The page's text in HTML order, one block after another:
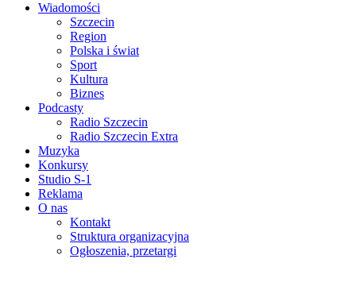
Wiadomości
Szczecin
Region
Polska i świat
Sport
Kultura
Biznes
Podcasty
Radio Szczecin
Radio Szczecin Extra
Muzyka
Konkursy
Studio S-1
Reklama
O nas
Kontakt
Struktura organizacyjna
Ogłoszenia, przetargi